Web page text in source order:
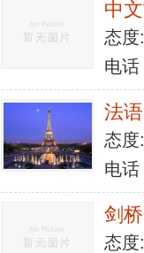
中
态
电
法
态
电
剑
态